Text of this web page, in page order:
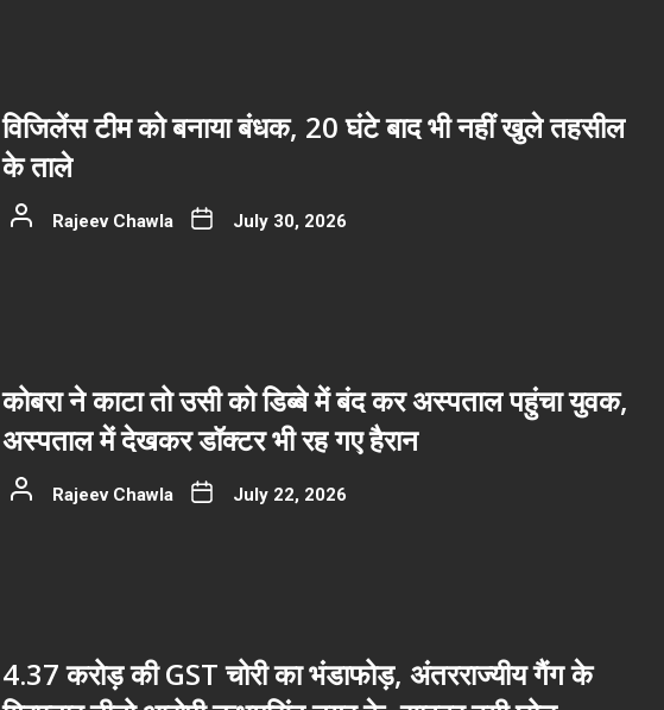
विजिलेंस टीम को बनाया बंधक, 20 घंटे बाद भी नहीं खुले तहसील
के ताले
Rajeev Chawla July 30, 2026
कोबरा ने काटा तो उसी को डिब्बे में बंद कर अस्पताल पहुंचा युवक,
अस्पताल में देखकर डॉक्टर भी रह गए हैरान
Rajeev Chawla July 22, 2026
4.37 करोड़ की GST चोरी का भंडाफोड़, अंतरराज्यीय गैंग के